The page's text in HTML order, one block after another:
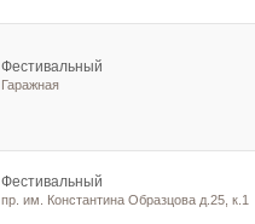
Фестивальный
Гаражная
Фестивальный
пр. им. Константина Образцова д.25, к.1